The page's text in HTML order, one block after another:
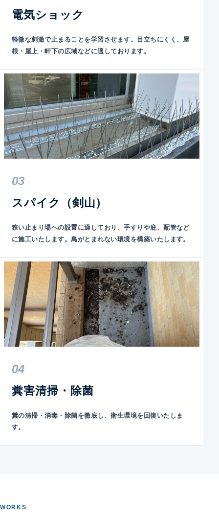
電気ショック
軽微な刺激で止まることを学習させます。目立ちにくく、屋
根・屋上・軒下の広域などに適しております。
03
スパイク（剣山）
狭い止まり場への設置に適しており、手すりや庇、配管など
に施工いたします。鳥がとまれない環境を構築いたします。
04
糞害清掃・除菌
糞の清掃・消毒・除菌を徹底し、衛生環境を回復いたしま
す。
WORKS